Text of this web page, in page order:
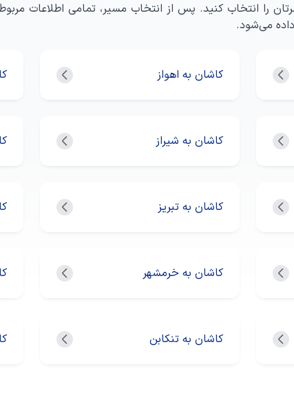
را انتخاب کنید. پس از انتخاب مسیر، تمامی اطلاعات
می‌شود.
کاشان به اهواز
کاشان به شیراز
کاشان به تبریز
کاشان به خرمشهر
کاشان به تنکابن